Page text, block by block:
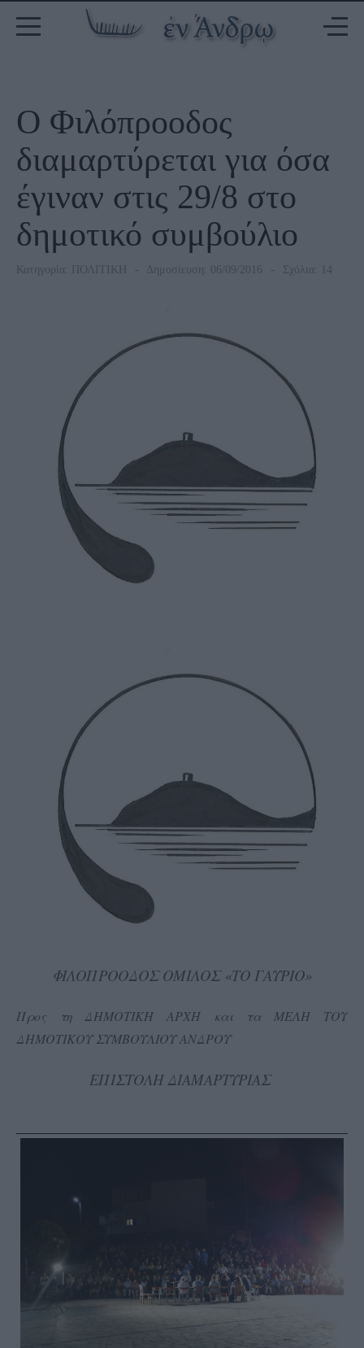
Ο Φιλόπροοδος
διαμαρτύρεται για όσα
έγιναν στις 29/8 στο
δημοτικό συμβούλιο
Κατηγορία: ΠΟΛΙΤΙΚΗ Δημοσίευση: 06/09/2016 Σχόλια: 14
ΦΙΛΟΠΡΟΟΔΟΣ ΟΜΙΛΟΣ «ΤΟ ΓΑΥΡΙΟ»
Προς τη ΔΗΜΟΤΙΚΗ ΑΡΧΗ και τα ΜΕΛΗ ΤΟΥ
ΔΗΜΟΤΙΚΟΥ ΣΥΜΒΟΥΛΙΟΥ ΑΝΔΡΟΥ
ΕΠΙΣΤΟΛΗ ΔΙΑΜΑΡΤΥΡΙΑΣ